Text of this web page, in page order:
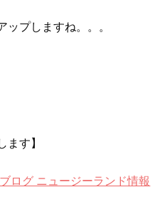
ップしますね。。。
ます】